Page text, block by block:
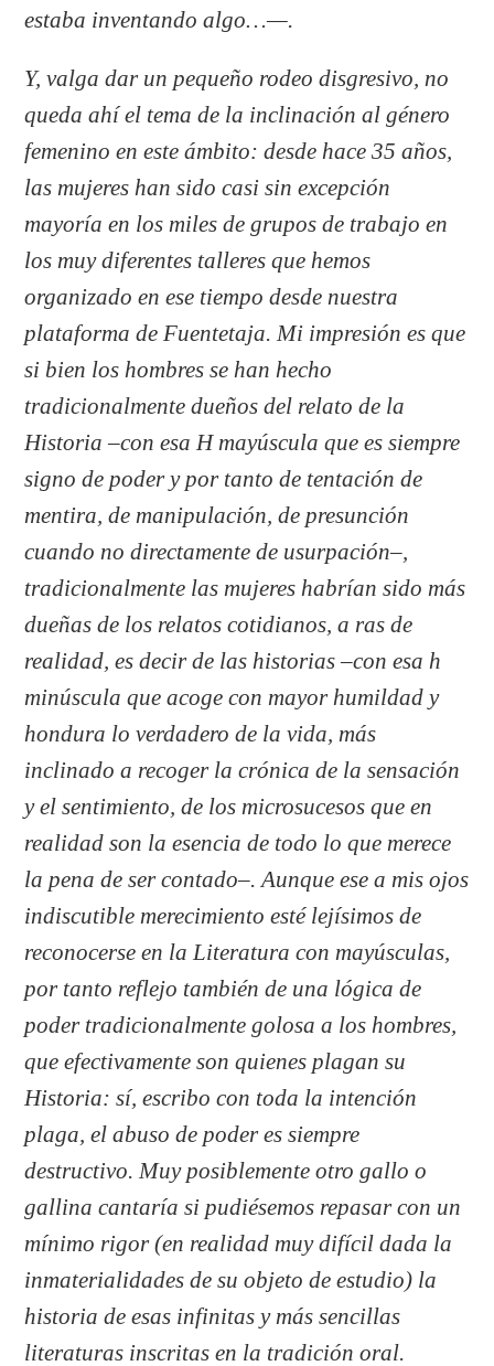
estaba inventando algo…—.
Y, valga dar un pequeño rodeo disgresivo, no
queda ahí el tema de la inclinación al género
femenino en este ámbito: desde hace 35 años,
las mujeres han sido casi sin excepción
mayoría en los miles de grupos de trabajo en
los muy diferentes talleres que hemos
organizado en ese tiempo desde nuestra
plataforma de Fuentetaja. Mi impresión es que
si bien los hombres se han hecho
tradicionalmente dueños del relato de la
Historia –con esa H mayúscula que es siempre
signo de poder y por tanto de tentación de
mentira, de manipulación, de presunción
cuando no directamente de usurpación–,
tradicionalmente las mujeres habrían sido más
dueñas de los relatos cotidianos, a ras de
realidad, es decir de las historias –con esa h
minúscula que acoge con mayor humildad y
hondura lo verdadero de la vida, más
inclinado a recoger la crónica de la sensación
y el sentimiento, de los microsucesos que en
realidad son la esencia de todo lo que merece
la pena de ser contado–. Aunque ese a mis ojos
indiscutible merecimiento esté lejísimos de
reconocerse en la Literatura con mayúsculas,
por tanto reflejo también de una lógica de
poder tradicionalmente golosa a los hombres,
que efectivamente son quienes plagan su
Historia: sí, escribo con toda la intención
plaga, el abuso de poder es siempre
destructivo. Muy posiblemente otro gallo o
gallina cantaría si pudiésemos repasar con un
mínimo rigor (en realidad muy difícil dada la
inmaterialidades de su objeto de estudio) la
historia de esas infinitas y más sencillas
literaturas inscritas en la tradición oral.